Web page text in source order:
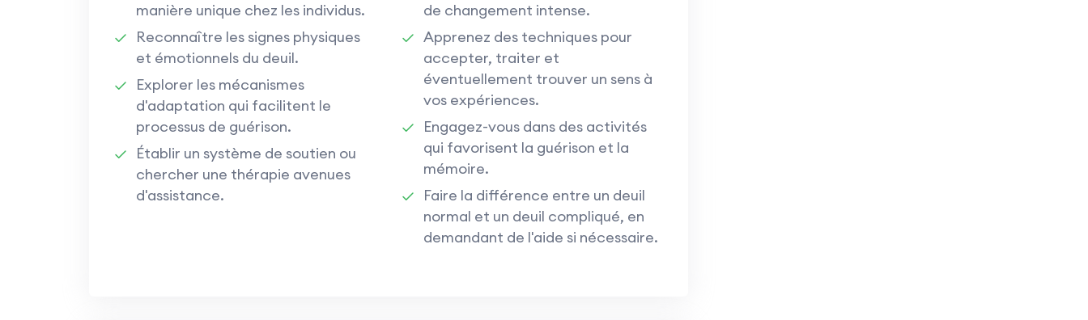
manière unique chez les individus.
Reconnaître les signes physiques
et émotionnels du deuil.
Explorer les mécanismes
d'adaptation qui facilitent le
processus de guérison.
Établir un système de soutien ou
chercher une thérapie avenues
d'assistance.
de changement intense.
Apprenez des techniques pour
accepter, traiter et
éventuellement trouver un sens à
vos expériences.
Engagez-vous dans des activités
qui favorisent la guérison et la
mémoire.
Faire la différence entre un deuil
normal et un deuil compliqué, en
demandant de l'aide si nécessaire.